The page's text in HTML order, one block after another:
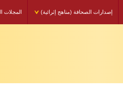
إصدارات الصحافة (مناهج إثرائية) المجلات